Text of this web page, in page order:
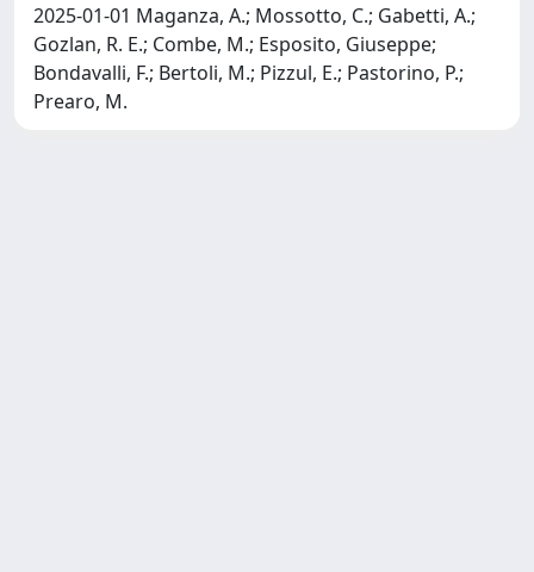
2025-01-01 Maganza, A.; Mossotto, C.; Gabetti, A.;
Gozlan, R. E.; Combe, M.; Esposito, Giuseppe;
Bondavalli, F.; Bertoli, M.; Pizzul, E.; Pastorino, P.;
Prearo, M.